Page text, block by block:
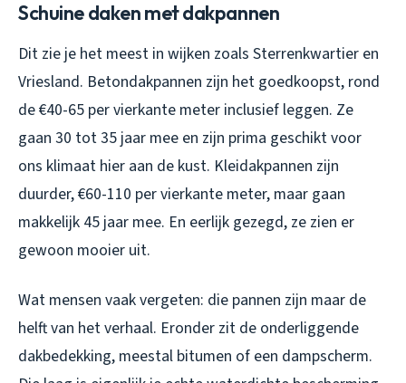
Schuine daken met dakpannen
Dit zie je het meest in wijken zoals Sterrenkwartier en
Vriesland. Betondakpannen zijn het goedkoopst, rond
de €40-65 per vierkante meter inclusief leggen. Ze
gaan 30 tot 35 jaar mee en zijn prima geschikt voor
ons klimaat hier aan de kust. Kleidakpannen zijn
duurder, €60-110 per vierkante meter, maar gaan
makkelijk 45 jaar mee. En eerlijk gezegd, ze zien er
gewoon mooier uit.
Wat mensen vaak vergeten: die pannen zijn maar de
helft van het verhaal. Eronder zit de onderliggende
dakbedekking, meestal bitumen of een dampscherm.